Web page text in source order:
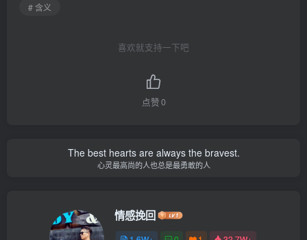
# 含义
喜欢就支持一下吧
点赞0
The best hearts are always the bravest.
心灵最高尚的人也总是最勇敢的人
情感挽回